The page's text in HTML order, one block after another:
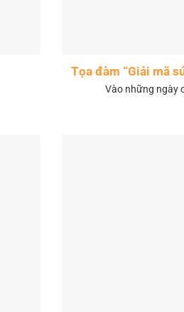
Tọa đàm “Giải mã
Vào những ngày